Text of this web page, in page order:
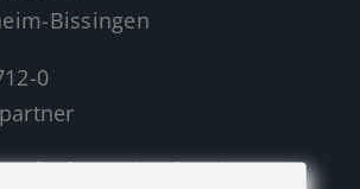
Bissingen
0
Profis für Verkauf und Service